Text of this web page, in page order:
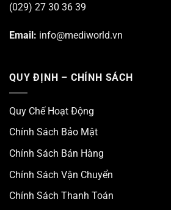
(029) 27 30 36 39
Email: info@mediworld.vn
QUY ĐỊNH – CHÍNH SÁCH
Quy Chế Hoạt Động
Chính Sách Bảo Mật
Chính Sách Bán Hàng
Chính Sách Vận Chuyển
Chính Sách Thanh Toán